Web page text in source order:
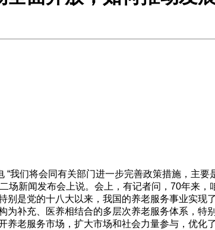
“我们将会同有关部门进一步完善政策措施，主
场新闻发布会上说。会上，有记者问，70年来
别是党的十八大以来，我国的养老服务事业实
为补充、医养相结合的多层次养老服务体系，
养老服务市场，扩大市场和社会力量参与，优